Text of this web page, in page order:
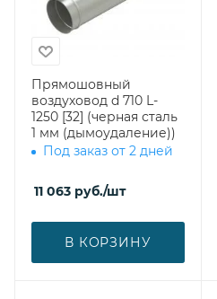
Прямошовный
воздуховод d 710 L-
1250 [32] (черная сталь
1 мм (дымоудаление))
Под заказ от 2 дней
11 063 руб./шт
В КОРЗИНУ